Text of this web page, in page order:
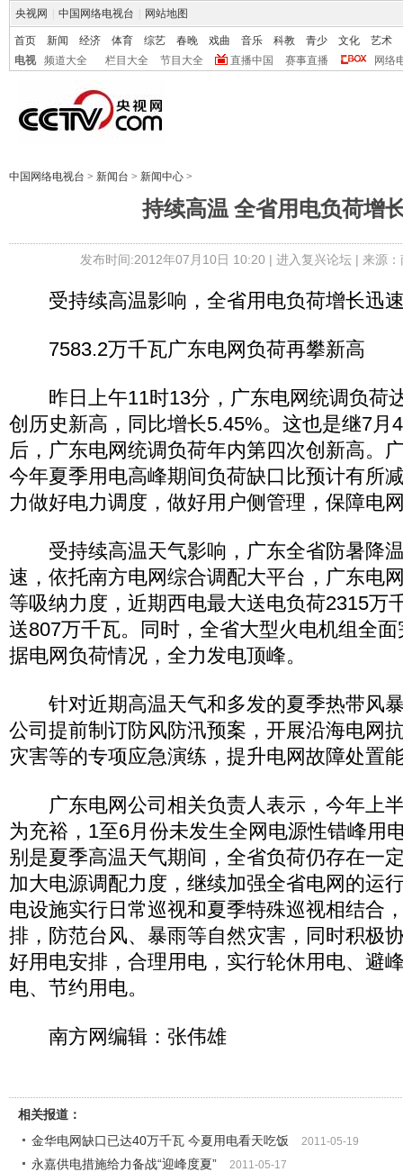
央视网 中国网络电视台 网站地图
首页 新闻 经济 体育 综艺 春晚 戏曲 音乐 科教 青少 文化
艺术
电视
频道大全 栏目大全 节目大全 直播中国 赛事直播 网络
中国网络电视台 > 新闻台 > 新闻中心 >
持续高温 全省用电负荷增
发布时间:2012年07月10日 10:20 | 进入复兴论坛| 来源
受持续高温影响，全省用电负荷增长迅
7583.2万千瓦广东电网负荷再攀新高
昨日上午11时13分，广东电网统调负荷
创历史新高，同比增长5.45%。这也是继7月
后，广东电网统调负荷年内第四次创新高。
今年夏季用电高峰期间负荷缺口比预计有所
力做好电力调度，做好用户侧管理，保障电
受持续高温天气影响，广东全省防暑降
速，依托南方电网综合调配大平台，广东电
等吸纳力度，近期西电最大送电负荷2315万
送807万千瓦。同时，全省大型火电机组全
据电网负荷情况，全力发电顶峰。
针对近期高温天气和多发的夏季热带风
公司提前制订防风防汛预案，开展沿海电网
灾害等的专项应急演练，提升电网故障处置
广东电网公司相关负责人表示，今年上
为充裕，1至6月份未发生全网电源性错峰用
别是夏季高温天气期间，全省负荷仍存在一
加大电源调配力度，继续加强全省电网的运
电设施实行日常巡视和夏季特殊巡视相结合
排，防范台风、暴雨等自然灾害，同时积极
好用电安排，合理用电，实行轮休用电、避
电、节约用电。
南方网编辑：张伟雄
相关报道：
金华电网缺口已达40万千瓦 今夏用电看天吃饭
2011-05-19
永嘉供电措施给力备战“迎峰度夏” 2011-05-17